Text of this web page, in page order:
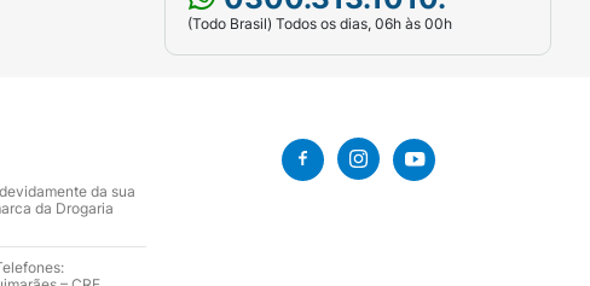
(Todo Brasil) Todos os dias, 06h às 00h
da sua
da Drogaria